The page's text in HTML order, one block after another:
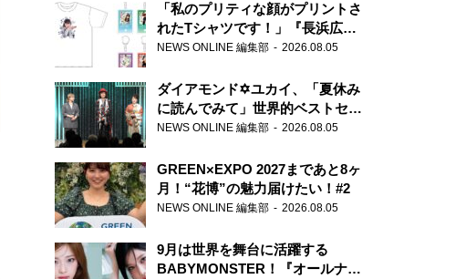
「私のプリティな顔がプリントさ
れたTシャツです！」『長浜広奈
天下無双』初の番組グッズ発売
NEWS ONLINE 編集部 2026.08.05
ダイアモンド✡ユカイ、「夏休み
に読んでみて」世界的ベストセラ
ー『アナスタシア』を紹介
NEWS ONLINE 編集部 2026.08.05
GREEN×EXPO 2027まであと8ヶ
月！“花博”の魅力届けたい！#2
NEWS ONLINE 編集部 2026.08.05
9月は世界を舞台に活躍する
BABYMONSTER！『オールナイ